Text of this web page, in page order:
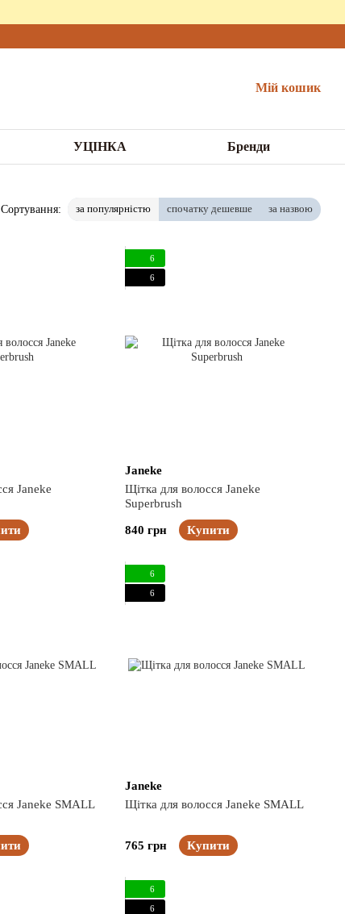
Мій кошик
УЦІНКА Бренди
Сортування: за популярністю спочатку дешевше за назвою
Janeke
6
6
Janeke
Щітка для волосся Janeke
Superbrush
840 грн Купити
Janeke SMALL
6
6
Janeke
Щітка для волосся Janeke SMALL
765 грн Купити
6
6